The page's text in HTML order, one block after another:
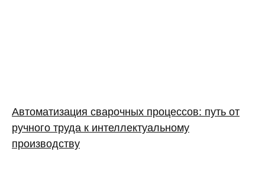
Автоматизация сварочных процессов: путь от
ручного труда к интеллектуальному
производству